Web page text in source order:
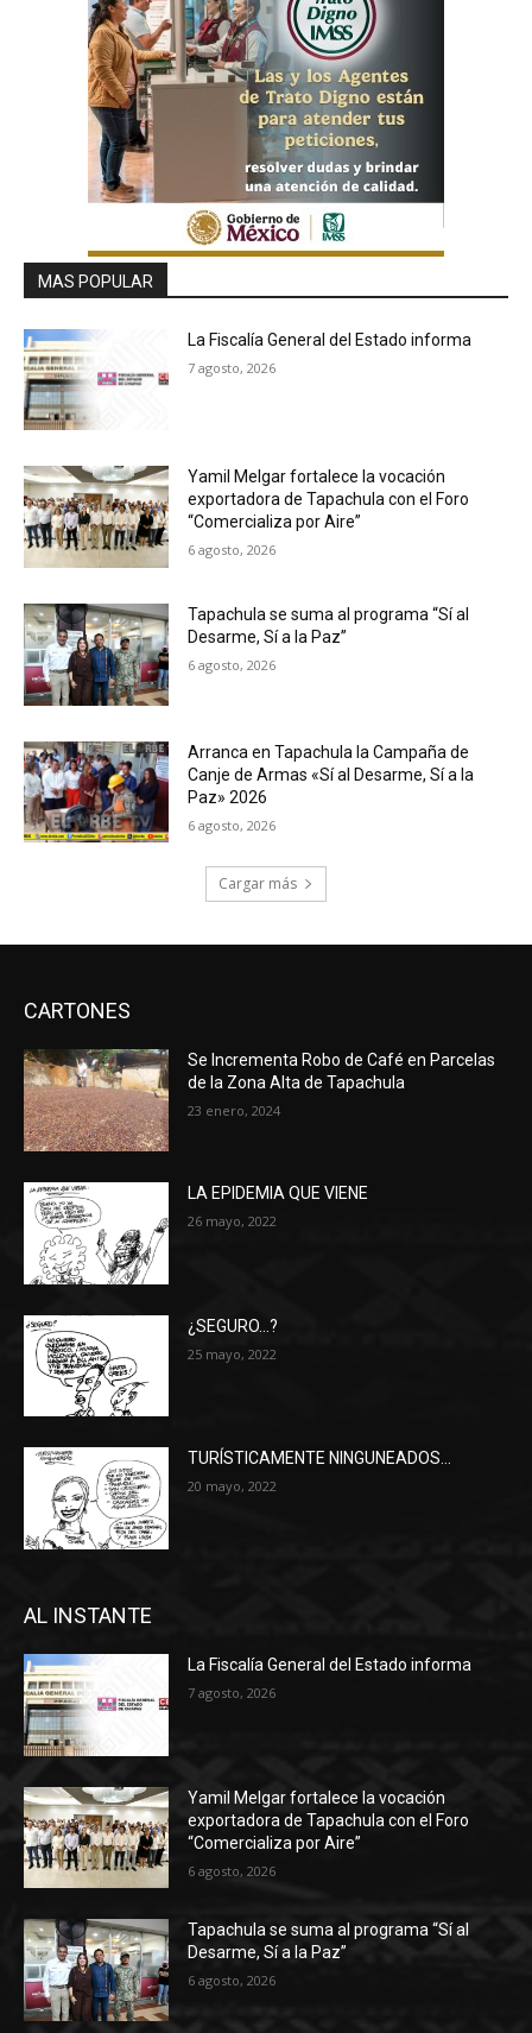
MAS POPULAR
La Fiscalía General del Estado informa
7 agosto, 2026
Yamil Melgar fortalece la vocación
exportadora de Tapachula con el Foro
“Comercializa por Aire”
6 agosto, 2026
Tapachula se suma al programa “Sí al
Desarme, Sí a la Paz”
6 agosto, 2026
Arranca en Tapachula la Campaña de
Canje de Armas «Sí al Desarme, Sí a la
Paz» 2026
6 agosto, 2026
Cargar más
CARTONES
Se Incrementa Robo de Café en Parcelas
de la Zona Alta de Tapachula
23 enero, 2024
LA EPIDEMIA QUE VIENE
26 mayo, 2022
¿SEGURO…?
25 mayo, 2022
TURÍSTICAMENTE NINGUNEADOS…
20 mayo, 2022
AL INSTANTE
La Fiscalía General del Estado informa
7 agosto, 2026
Yamil Melgar fortalece la vocación
exportadora de Tapachula con el Foro
“Comercializa por Aire”
6 agosto, 2026
Tapachula se suma al programa “Sí al
Desarme, Sí a la Paz”
6 agosto, 2026